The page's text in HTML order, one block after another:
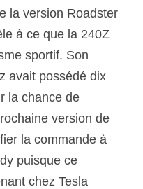
la version Roadster
à ce que la 240Z
sportif. Son
avait possédé dix
la chance de
version de
la commande à
puisque ce
chez Tesla